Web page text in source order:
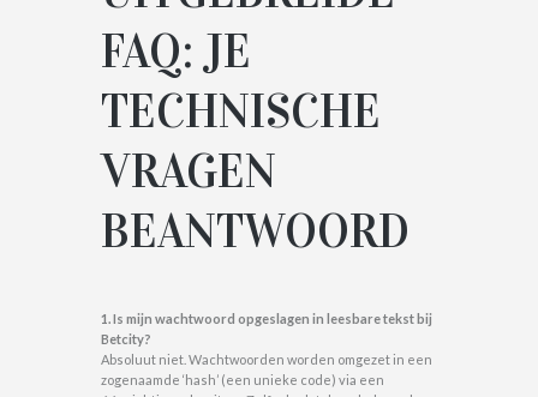
FAQ: JE
TECHNISCHE
VRAGEN
BEANTWOORD
1. Is mijn wachtwoord opgeslagen in leesbare tekst bij
Betcity?
Absoluut niet. Wachtwoorden worden omgezet in een
zogenaamde ‘hash’ (een unieke code) via een